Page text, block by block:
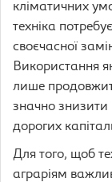
кліматичних
техніка
своєчасної
Використання
лише
значно знизити
дорогих
Для того, щоб
аграріям